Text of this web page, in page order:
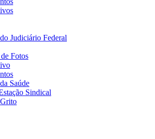
Judiciário Federal
Fotos
Saúde
Sindical